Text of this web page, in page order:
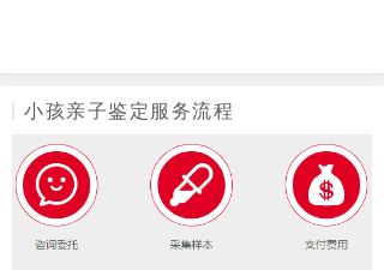
小孩亲子鉴定服务流程